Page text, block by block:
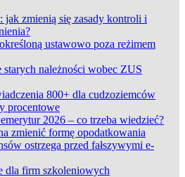
jak zmienią się zasady kontroli i
ustawowo poza reżimem
starych należności wobec ZUS
800+ dla cudzoziemców
procentowe
2026 – co trzeba wiedzieć?
zmienić formę opodatkowania
ostrzega przed fałszywymi e-
dla firm szkoleniowych